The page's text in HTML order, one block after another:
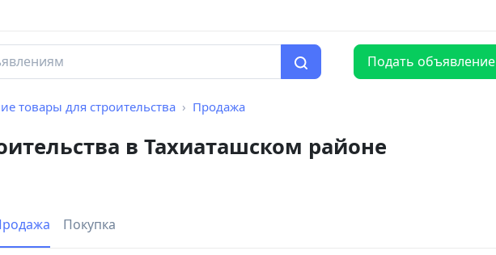
Подать объявление
товары для строительства Продажа
в Тахиаташском районе
Покупка